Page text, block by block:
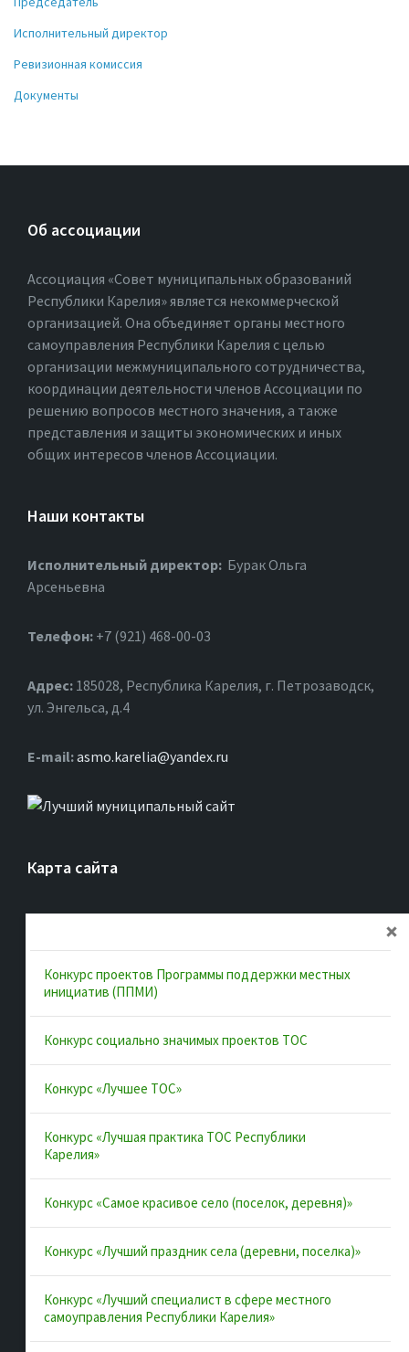
Исполнительный директор
Ревизионная комиссия
Документы
Об ассоциации
Ассоциация «Совет муниципальных образований
Республики Карелия» является некоммерческой
организацией. Она объединяет органы местного
самоуправления Республики Карелия с целью
организации межмуниципального сотрудничества,
координации деятельности членов Ассоциации по
решению вопросов местного значения, а также
представления и защиты экономических и иных
общих интересов членов Ассоциации.
Наши контакты
Исполнительный директор: Бурак Ольга
Арсеньевна
Телефон: +7 (921) 468-00-03
Адрес: 185028, Республика Карелия, г. Петрозаводск,
ул. Энгельса, д.4
Е-mail:asmo.karelia@yandex.ru
Карта сайта
Об ассоциации
Документы
Муниципальные образования
Конкурсы и лучшие практики
Контакты
Полезные ссылки
Интернет-портал Республики Карелия
Инициативы Карелии
Территориальное общественное самоуправление в
Республике Карелия
ВАРМСУ
Конкурс проектов Программы поддержки местных
инициатив (ППМИ)
Конкурс социально значимых проектов ТОС
Конкурс «Лучшее ТОС»
Конкурс «Лучшая практика ТОС Республики
Карелия»
Конкурс «Самое красивое село (поселок, деревня)»
Конкурс «Лучший праздник села (деревни, поселка)»
Конкурс «Лучший специалист в сфере местного
самоуправления Республики Карелия»